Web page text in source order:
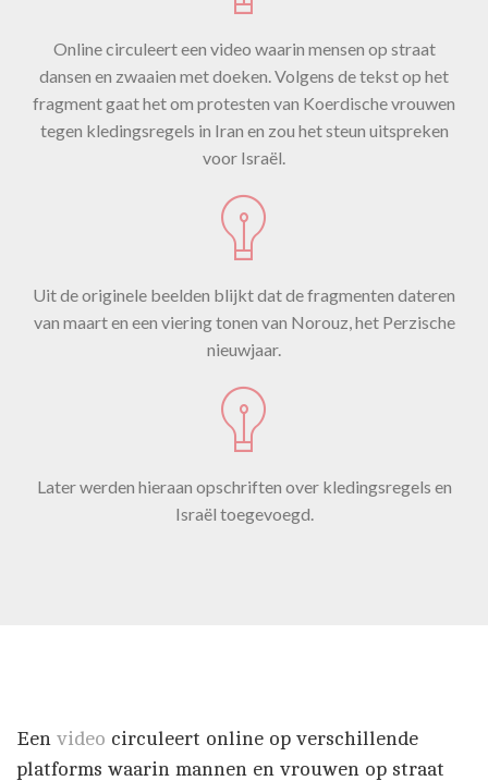
Online circuleert een video waarin mensen op straat
dansen en zwaaien met doeken. Volgens de tekst op het
fragment gaat het om protesten van Koerdische vrouwen
tegen kledingsregels in Iran en zou het steun uitspreken
voor Israël.
Uit de originele beelden blijkt dat de fragmenten dateren
van maart en een viering tonen van Norouz, het Perzische
nieuwjaar.
Later werden hieraan opschriften over kledingsregels en
Israël toegevoegd.
Een video circuleert online op verschillende
platforms waarin mannen en vrouwen op straat